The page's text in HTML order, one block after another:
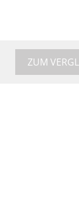
ZUM